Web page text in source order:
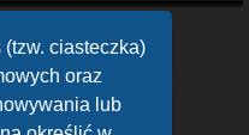
ciasteczka)
oraz
lub
Box Software